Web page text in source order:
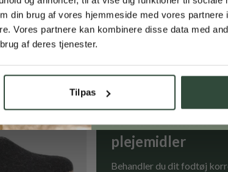
din brug af vores hjemmeside med vores partnere
Vores partnere kan kombinere disse data med
af deres tjenester.
Tilpas
Husk at tilkøbe
plejemidler
Behandler du dit fodtøj
Opret dig
*Ved at tilmelde dig vores kundeklub,
accepterer du voresprivatlivspolitik, og
e-mail og SMS. Du kan til enhver tid